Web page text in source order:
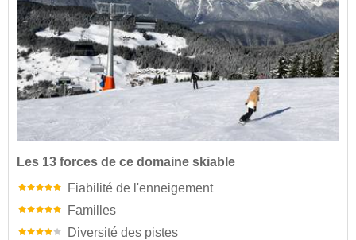
Les 13 forces de ce domaine skiable
Fiabilité de l'enneigement
Familles
Diversité des pistes